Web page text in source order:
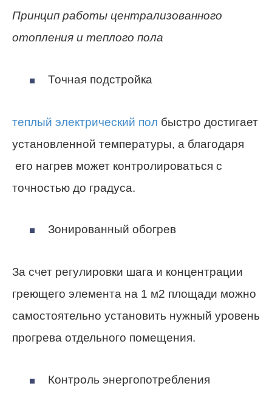
Принцип работы централизованного
отопления и теплого пола
Точная подстройка
теплый электрический пол быстро достигает
установленной температуры, а благодаря
его нагрев может контролироваться с
точностью до градуса.
Зонированный обогрев
За счет регулировки шага и концентрации
греющего элемента на 1 м2 площади можно
самостоятельно установить нужный уровень
прогрева отдельного помещения.
Контроль энергопотребления